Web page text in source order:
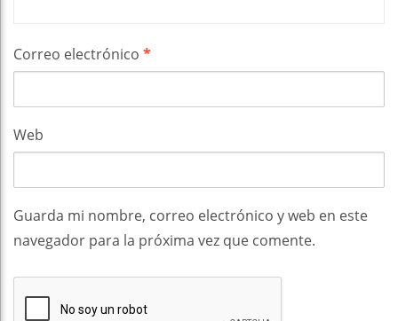
Correo electrónico *
Web
Guarda mi nombre, correo electrónico y web en este
navegador para la próxima vez que comente.